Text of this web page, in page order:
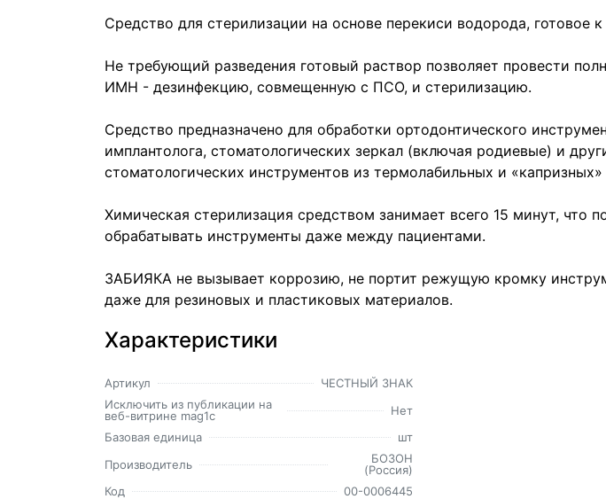
Средство для стерилизации на основе перекиси водорода, готовое
Не требующий разведения готовый раствор позволяет провести
ИМН - дезинфекцию, совмещенную с ПСО, и стерилизацию.
Средство предназначено для обработки ортодонтического
имплантолога, стоматологических зеркал (включая родиевые) и
стоматологических инструментов из термолабильных и
Химическая стерилизация средством занимает всего 15 минут, что
обрабатывать инструменты даже между пациентами.
ЗАБИЯКА не вызывает коррозию, не портит режущую кромку
даже для резиновых и пластиковых материалов.
Характеристики
Артикул
ЧЕСТНЫЙ ЗНАК
Исключить из публикации на
веб-витрине mag1c
Нет
Базовая единица
шт
Производитель
БОЗОН
(Россия)
Код
00-0006445